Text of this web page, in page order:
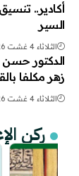
أكادير..
السير
الثلاثاء 4 غشت 2026 - 23:46
الدكتور حسن
زهر مكلفا
الثلاثاء 4 غشت 2026 - 20:56
ركن